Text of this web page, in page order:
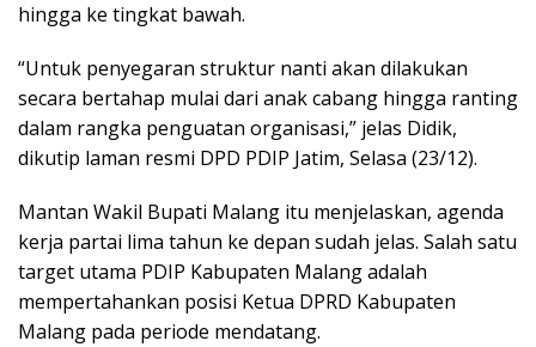
hingga ke tingkat bawah.
“Untuk penyegaran struktur nanti akan dilakukan
secara bertahap mulai dari anak cabang hingga ranting
dalam rangka penguatan organisasi,” jelas Didik,
dikutip laman resmi DPD PDIP Jatim, Selasa (23/12).
Mantan Wakil Bupati Malang itu menjelaskan, agenda
kerja partai lima tahun ke depan sudah jelas. Salah satu
target utama PDIP Kabupaten Malang adalah
mempertahankan posisi Ketua DPRD Kabupaten
Malang pada periode mendatang.